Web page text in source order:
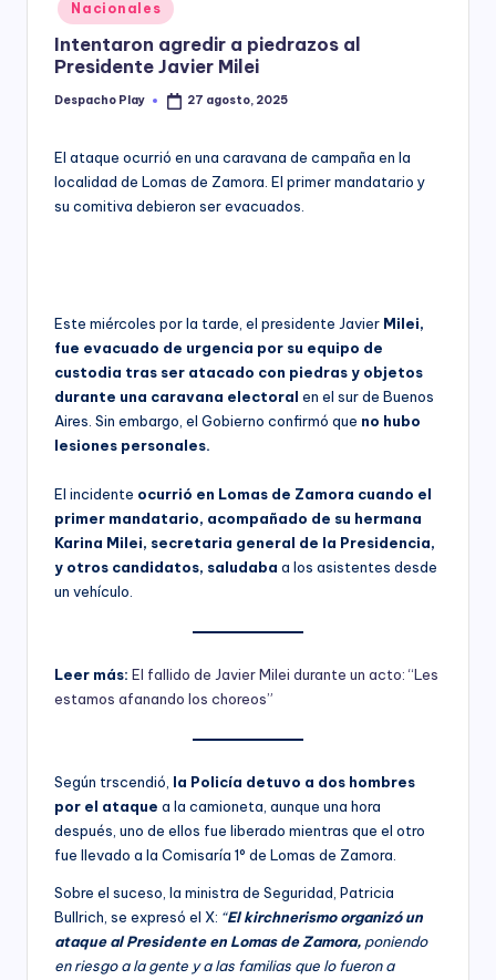
y
in
Nacionales
Intentaron agredir a piedrazos al
Presidente Javier Milei
Posted
Despacho Play 27 agosto, 2025
El ataque ocurrió en una caravana de campaña en la
localidad de Lomas de Zamora. El primer mandatario y
su comitiva debieron ser evacuados.
Este miércoles por la tarde, el presidente Javier Milei,
fue evacuado de urgencia por su equipo de
custodia tras ser atacado con piedras y objetos
durante una caravana electoral en el sur de Buenos
Aires. Sin embargo, el Gobierno confirmó que no hubo
lesiones personales.
El incidente ocurrió en Lomas de Zamora cuando el
primer mandatario, acompañado de su hermana
Karina Milei, secretaria general de la Presidencia,
y otros candidatos, saludaba a los asistentes desde
un vehículo.
Leer más: El fallido de Javier Milei durante un acto: “Les
estamos afanando los choreos”
Según trscendió, la Policía detuvo a dos hombres
por el ataque a la camioneta, aunque una hora
después, uno de ellos fue liberado mientras que el otro
fue llevado a la Comisaría 1° de Lomas de Zamora.
Sobre el suceso, la ministra de Seguridad, Patricia
Bullrich, se expresó el X: “El kirchnerismo organizó un
ataque al Presidente en Lomas de Zamora, poniendo
en riesgo a la gente y a las familias que lo fueron a